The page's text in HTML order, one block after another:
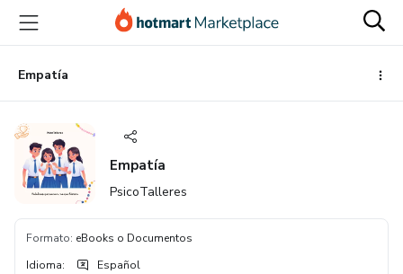
principal
página
de
página
Empatía
Empatía
PsicoTalleres
Formato: eBooks o Documentos
Idioma: Español